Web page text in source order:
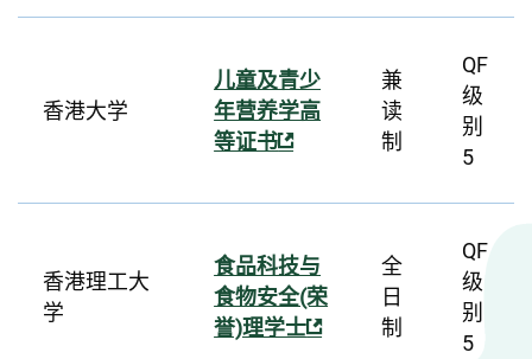
香港大学
儿童及青少
年营养学高
等证书
兼
读
制
QF
级
别
5
香港理工大
学
食品科技与
食物安全(荣
誉)理学士
全
日
制
QF
级
别
5